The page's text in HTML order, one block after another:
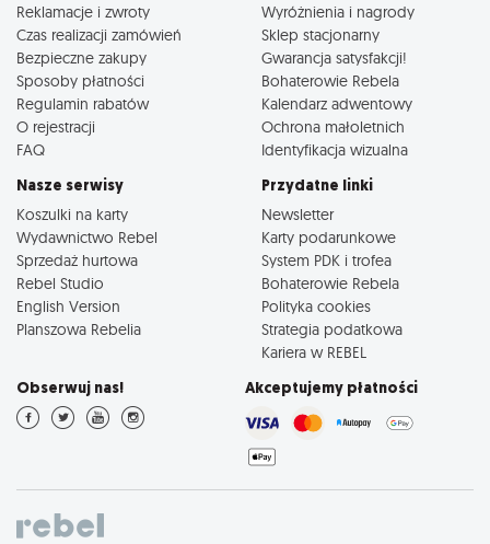
Reklamacje i zwroty
Czas realizacji zamówień
Bezpieczne zakupy
Sposoby płatności
Regulamin rabatów
O rejestracji
FAQ
Wyróżnienia i nagrody
Sklep stacjonarny
Gwarancja satysfakcji!
Bohaterowie Rebela
Kalendarz adwentowy
Ochrona małoletnich
Identyfikacja wizualna
Nasze serwisy
Koszulki na karty
Wydawnictwo Rebel
Sprzedaż hurtowa
Rebel Studio
English Version
Planszowa Rebelia
Przydatne linki
Newsletter
Karty podarunkowe
System PDK i trofea
Bohaterowie Rebela
Polityka cookies
Strategia podatkowa
Kariera w REBEL
Obserwuj nas! Akceptujemy płatności